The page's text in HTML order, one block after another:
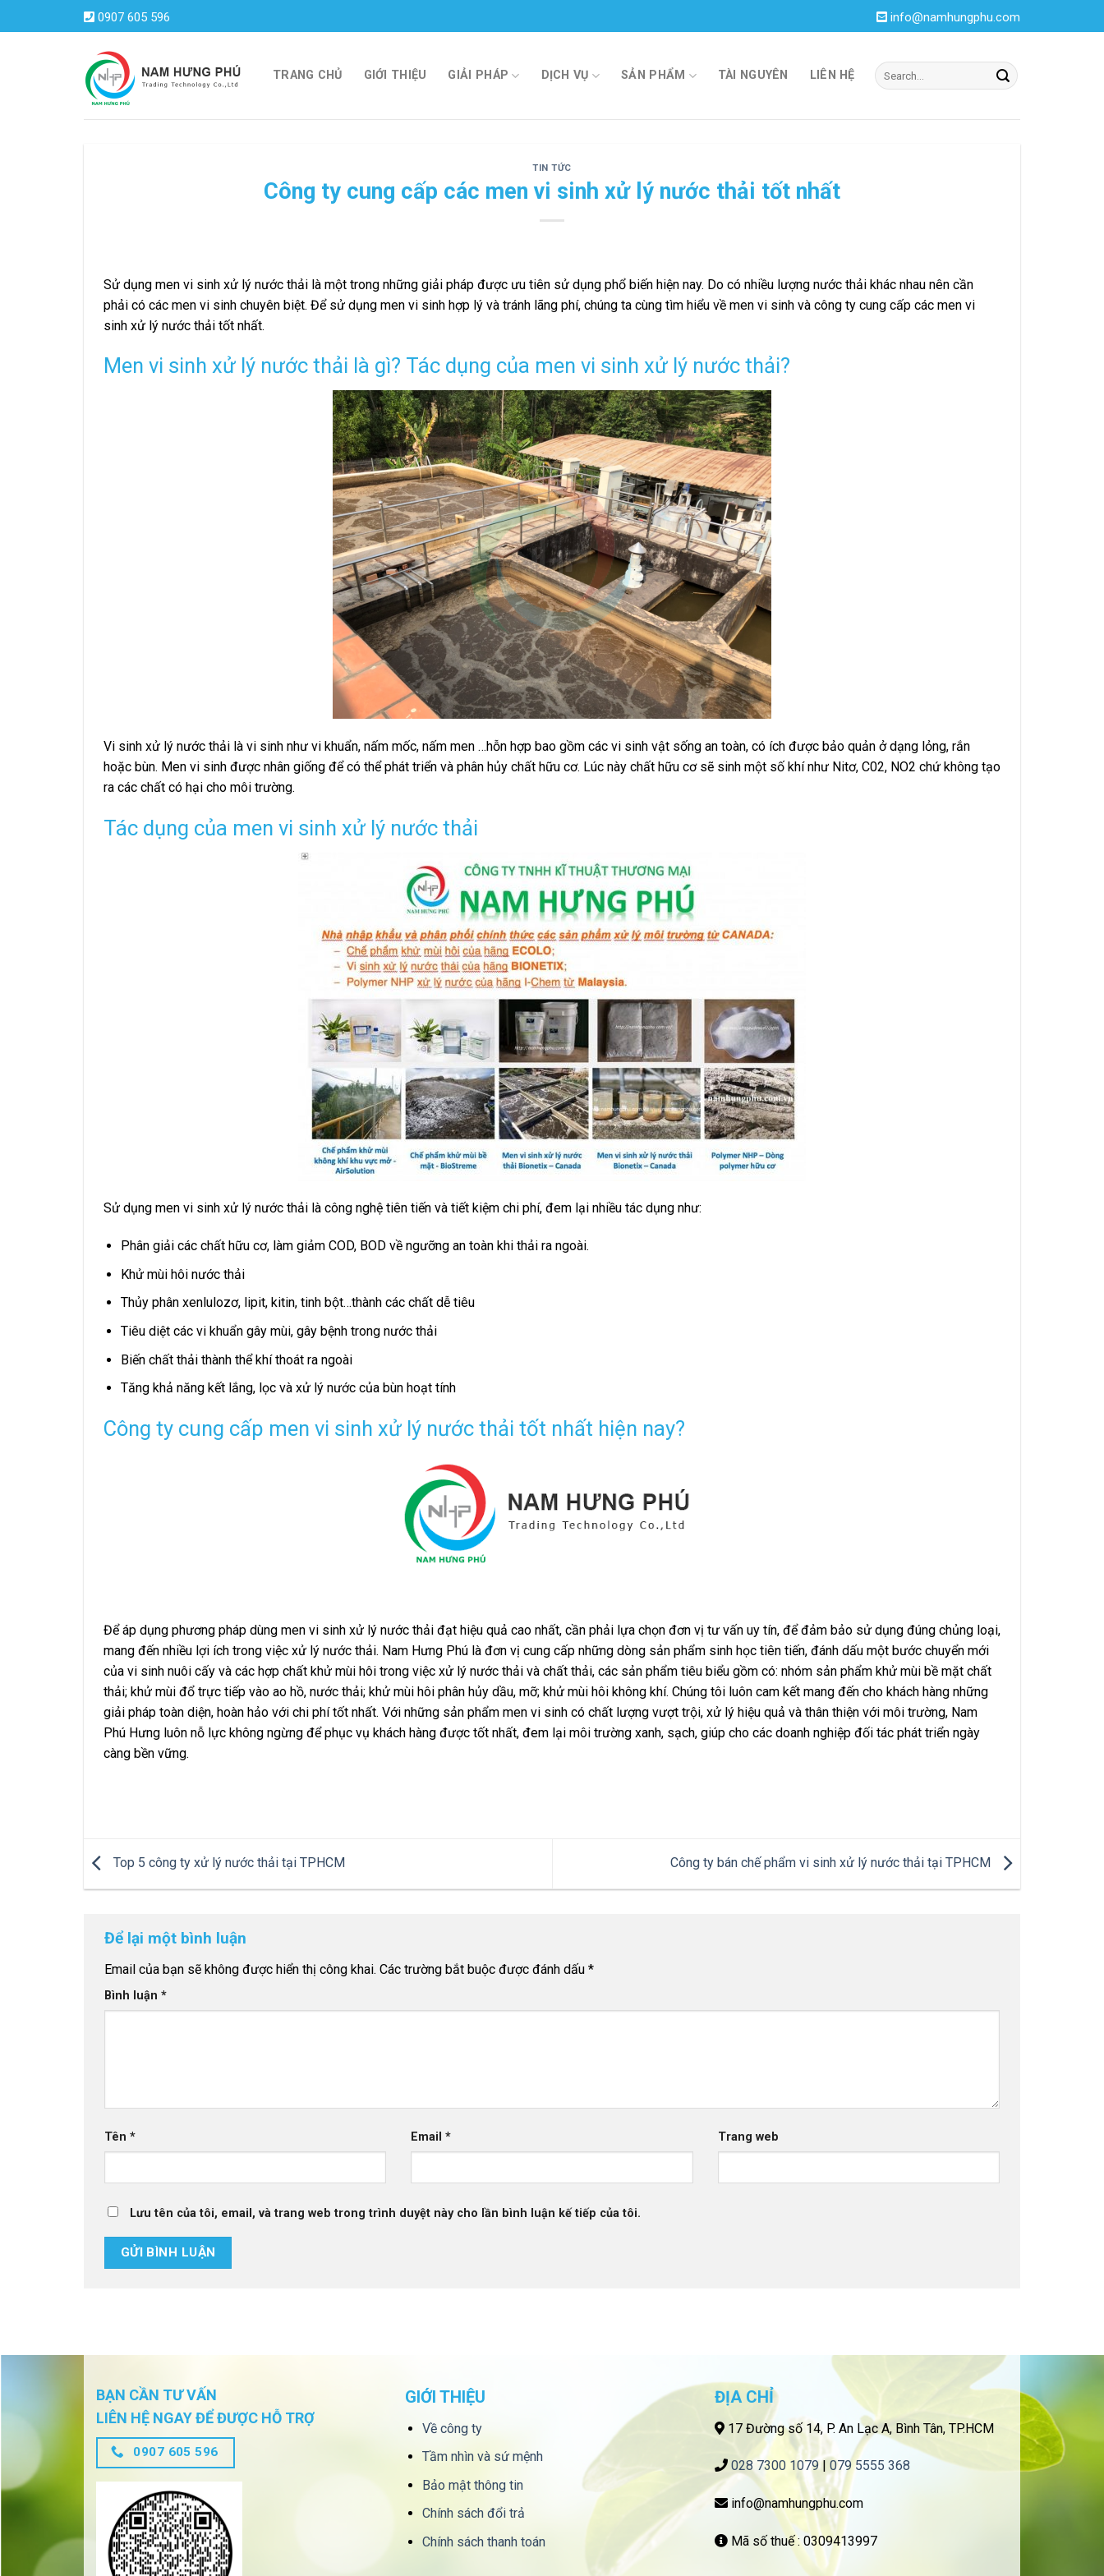
to
0907 605 596 info@namhungphu.com
TRANG CHỦ GIỚI THIỆU GIẢI PHÁP DỊCH VỤ SẢN PHẨM TÀI NGUYÊN LIÊN HỆ
TIN TỨC
Công ty cung cấp các men vi sinh xử lý nước thải tốt nhất
Sử dụng men vi sinh xử lý nước thải là một trong những giải pháp được ưu tiên sử dụng phổ biến hiện nay. Do có nhiều lượng nước thải khác nhau nên cần
phải có các men vi sinh chuyên biệt. Để sử dụng men vi sinh hợp lý và tránh lãng phí, chúng ta cùng tìm hiểu về men vi sinh và công ty cung cấp các men vi
sinh xử lý nước thải tốt nhất.
Men vi sinh xử lý nước thải là gì? Tác dụng của men vi sinh xử lý nước thải?
Vi sinh xử lý nước thải là vi sinh như vi khuẩn, nấm mốc, nấm men …hỗn hợp bao gồm các vi sinh vật sống an toàn, có ích được bảo quản ở dạng lỏng, rắn
hoặc bùn. Men vi sinh được nhân giống để có thể phát triển và phân hủy chất hữu cơ. Lúc này chất hữu cơ sẽ sinh một số khí như Nitơ, C02, NO2 chứ không tạo
ra các chất có hại cho môi trường.
Tác dụng của men vi sinh xử lý nước thải
Sử dụng men vi sinh xử lý nước thải là công nghệ tiên tiến và tiết kiệm chi phí, đem lại nhiều tác dụng như:
Phân giải các chất hữu cơ, làm giảm COD, BOD về ngưỡng an toàn khi thải ra ngoài.
Khử mùi hôi nước thải
Thủy phân xenlulozơ, lipit, kitin, tinh bột…thành các chất dễ tiêu
Tiêu diệt các vi khuẩn gây mùi, gây bệnh trong nước thải
Biến chất thải thành thể khí thoát ra ngoài
Tăng khả năng kết lắng, lọc và xử lý nước của bùn hoạt tính
Công ty cung cấp men vi sinh xử lý nước thải tốt nhất hiện nay?
Để áp dụng phương pháp dùng men vi sinh xử lý nước thải đạt hiệu quả cao nhất, cần phải lựa chọn đơn vị tư vấn uy tín, để đảm bảo sử dụng đúng chủng loại,
mang đến nhiều lợi ích trong việc xử lý nước thải. Nam Hưng Phú là đơn vị cung cấp những dòng sản phẩm sinh học tiên tiến, đánh dấu một bước chuyển mới
của vi sinh nuôi cấy và các hợp chất khử mùi hôi trong việc xử lý nước thải và chất thải, các sản phẩm tiêu biểu gồm có: nhóm sản phẩm khử mùi bề mặt chất
thải; khử mùi đổ trực tiếp vào ao hồ, nước thải; khử mùi hôi phân hủy dầu, mỡ; khử mùi hôi không khí. Chúng tôi luôn cam kết mang đến cho khách hàng những
giải pháp toàn diện, hoàn hảo với chi phí tốt nhất. Với những sản phẩm men vi sinh có chất lượng vượt trội, xử lý hiệu quả và thân thiện với môi trường, Nam
Phú Hưng luôn nỗ lực không ngừng để phục vụ khách hàng được tốt nhất, đem lại môi trường xanh, sạch, giúp cho các doanh nghiệp đối tác phát triển ngày
càng bền vững.
Top 5 công ty xử lý nước thải tại TPHCM Công ty bán chế phẩm vi sinh xử lý nước thải tại TPHCM
Để lại một bình luận
Email của bạn sẽ không được hiển thị công khai. Các trường bắt buộc được đánh dấu *
Bình luận *
Tên * Email* Trang web
Lưu tên của tôi, email, và trang web trong trình duyệt này cho lần bình luận kế tiếp của tôi.
BẠN CẦN TƯ VẤN
LIÊN HỆ NGAY ĐỂ ĐƯỢC HỖ TRỢ
0907 605 596
GIỚI THIỆU
Về công ty
Tầm nhìn và sứ mệnh
Bảo mật thông tin
Chính sách đổi trả
Chính sách thanh toán
ĐỊA CHỈ
17 Đường số 14, P. An Lạc A, Bình Tân, TP.HCM
028 7300 1079|079 5555 368
info@namhungphu.com
Mã số thuế : 0309413997